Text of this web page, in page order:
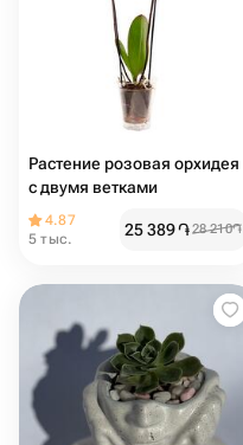
Растение розовая орхидея
с двумя ветками
4.87
5 тыс.
25 389֏28 210֏